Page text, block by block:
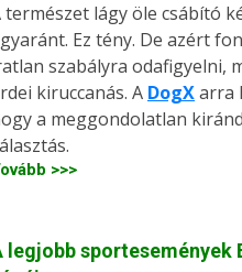
természet lágy öle csábító
Ez tény. De azért
szabályra odafigyelni,
kiruccanás. A DogXarra
a meggondolatlan
>>>
legjobb sportesemények